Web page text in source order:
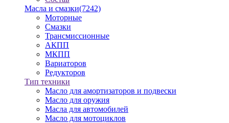
Масла и смазки(7242)
Моторные
Смазки
Трансмиссионные
АКПП
МКПП
Вариаторов
Редукторов
Тип техники
Масло для амортизаторов и подвески
Масло для оружия
Масла для автомобилей
Масло для мотоциклов